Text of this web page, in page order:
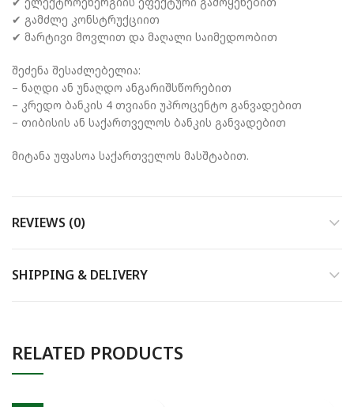
✔ გამძლე კონსტრუქციით
✔ მარტივი მოვლით და მაღალი საიმედოობით
შეძენა შესაძლებელია:
– ნაღდი ან უნაღდო ანგარიშსწორებით
– კრედო ბანკის 4 თვიანი უპროცენტო განვადებით
– თიბისის ან საქართველოს ბანკის განვადებით
მიტანა უფასოა საქართველოს მასშტაბით.
REVIEWS (0)
SHIPPING & DELIVERY
RELATED PRODUCTS